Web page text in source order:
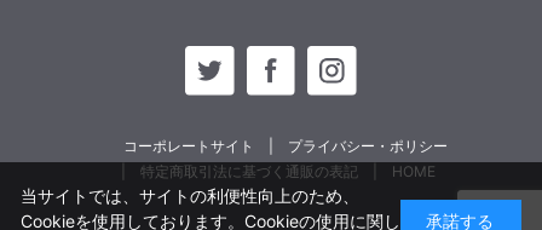
コーポレートサイト
プライバシー・ポリシー
特定商取引法に基づく通販の表記
HOME
当サイトでは、サイトの利便性向上のため、
Cookieを使用しております。Cookieの使用に関し
承諾する